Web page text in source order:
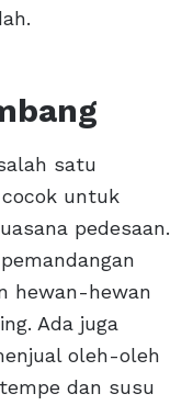
satu
untuk
pedesaan.
hewan-hewan
Ada juga
oleh-oleh
dan susu